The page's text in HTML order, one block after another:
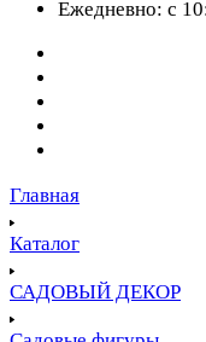
Ежедневно: с
Главная
Каталог
САДОВЫЙ ДЕКОР